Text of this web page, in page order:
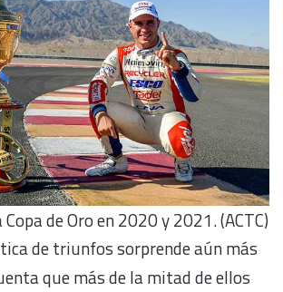
de Oro en 2020 y 2021. (ACTC)
de triunfos sorprende aún más
que más de la mitad de ellos